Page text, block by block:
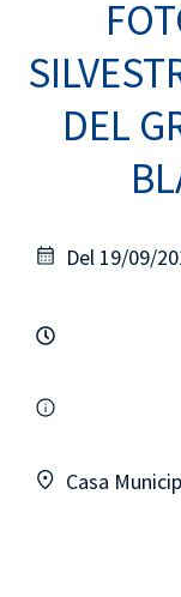
DEL
Del 19/09/
Casa